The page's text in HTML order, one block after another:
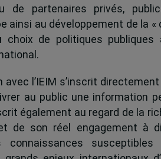
de partenaires privés,
ainsi au développement de la «
choix de politiques publiques
l’IEIM s’inscrit
au public une information
également au regard de la
de son réel engagement à
connaissances